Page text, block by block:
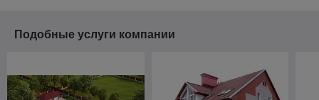
Подобные услуги компании